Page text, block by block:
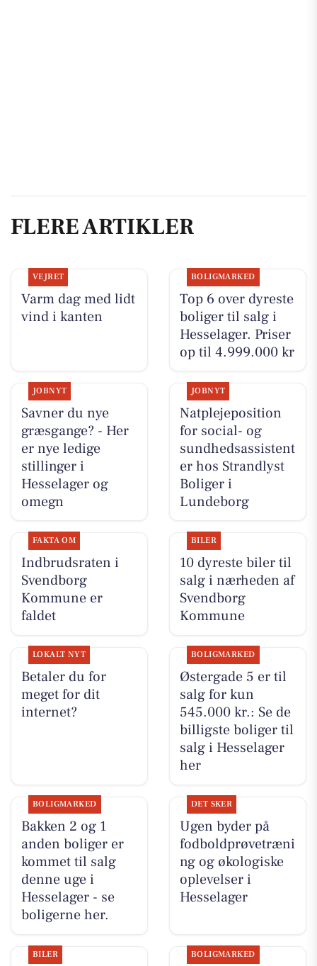
FLERE ARTIKLER
VEJRET
Varm dag med lidt
vind i kanten
BOLIGMARKED
Top 6 over dyreste
boliger til salg i
Hesselager. Priser
op til 4.999.000 kr
JOBNYT
Savner du nye
græsgange? - Her
er nye ledige
stillinger i
Hesselager og
omegn
JOBNYT
Natplejeposition
for social- og
sundhedsassistent
er hos Strandlyst
Boliger i
Lundeborg
FAKTA OM
Indbrudsraten i
Svendborg
Kommune er
faldet
BILER
10 dyreste biler til
salg i nærheden af
Svendborg
Kommune
LOKALT NYT
Betaler du for
meget for dit
internet?
BOLIGMARKED
Østergade 5 er til
salg for kun
545.000 kr.: Se de
billigste boliger til
salg i Hesselager
her
BOLIGMARKED
Bakken 2 og 1
anden boliger er
kommet til salg
denne uge i
Hesselager - se
boligerne her.
DET SKER
Ugen byder på
fodboldprøvetræni
ng og økologiske
oplevelser i
Hesselager
BILER BOLIGMARKED